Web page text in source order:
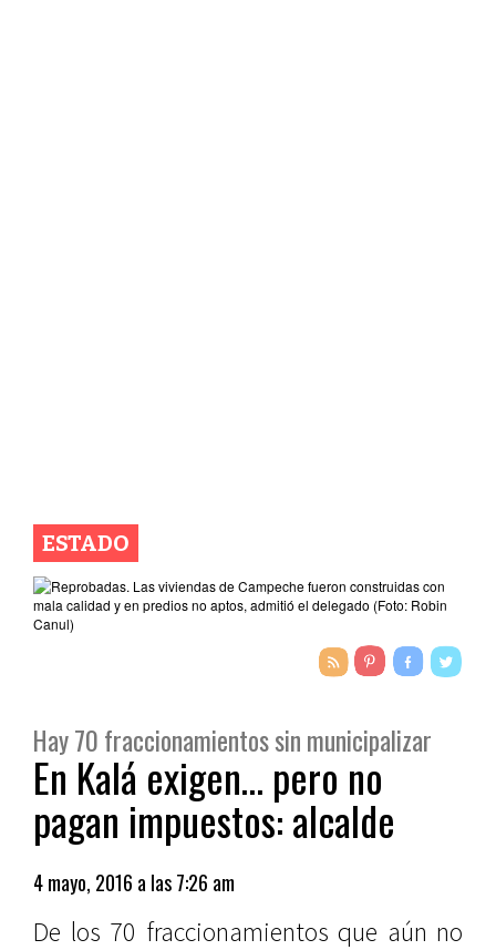
ESTADO
Hay 70 fraccionamientos sin municipalizar
En Kalá exigen… pero no
pagan impuestos: alcalde
4 mayo, 2016 a las 7:26 am
De los 70 fraccionamientos que aún no